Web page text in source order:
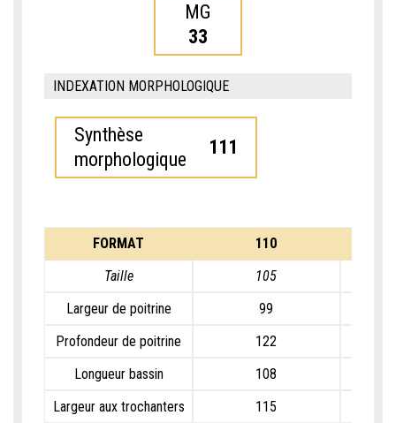
MG
33
INDEXATION MORPHOLOGIQUE
Synthèse
morphologique
111
FORMAT
110
Taille
105
Largeur de poitrine
99
Profondeur de poitrine
122
Longueur bassin
108
Largeur aux trochanters
115